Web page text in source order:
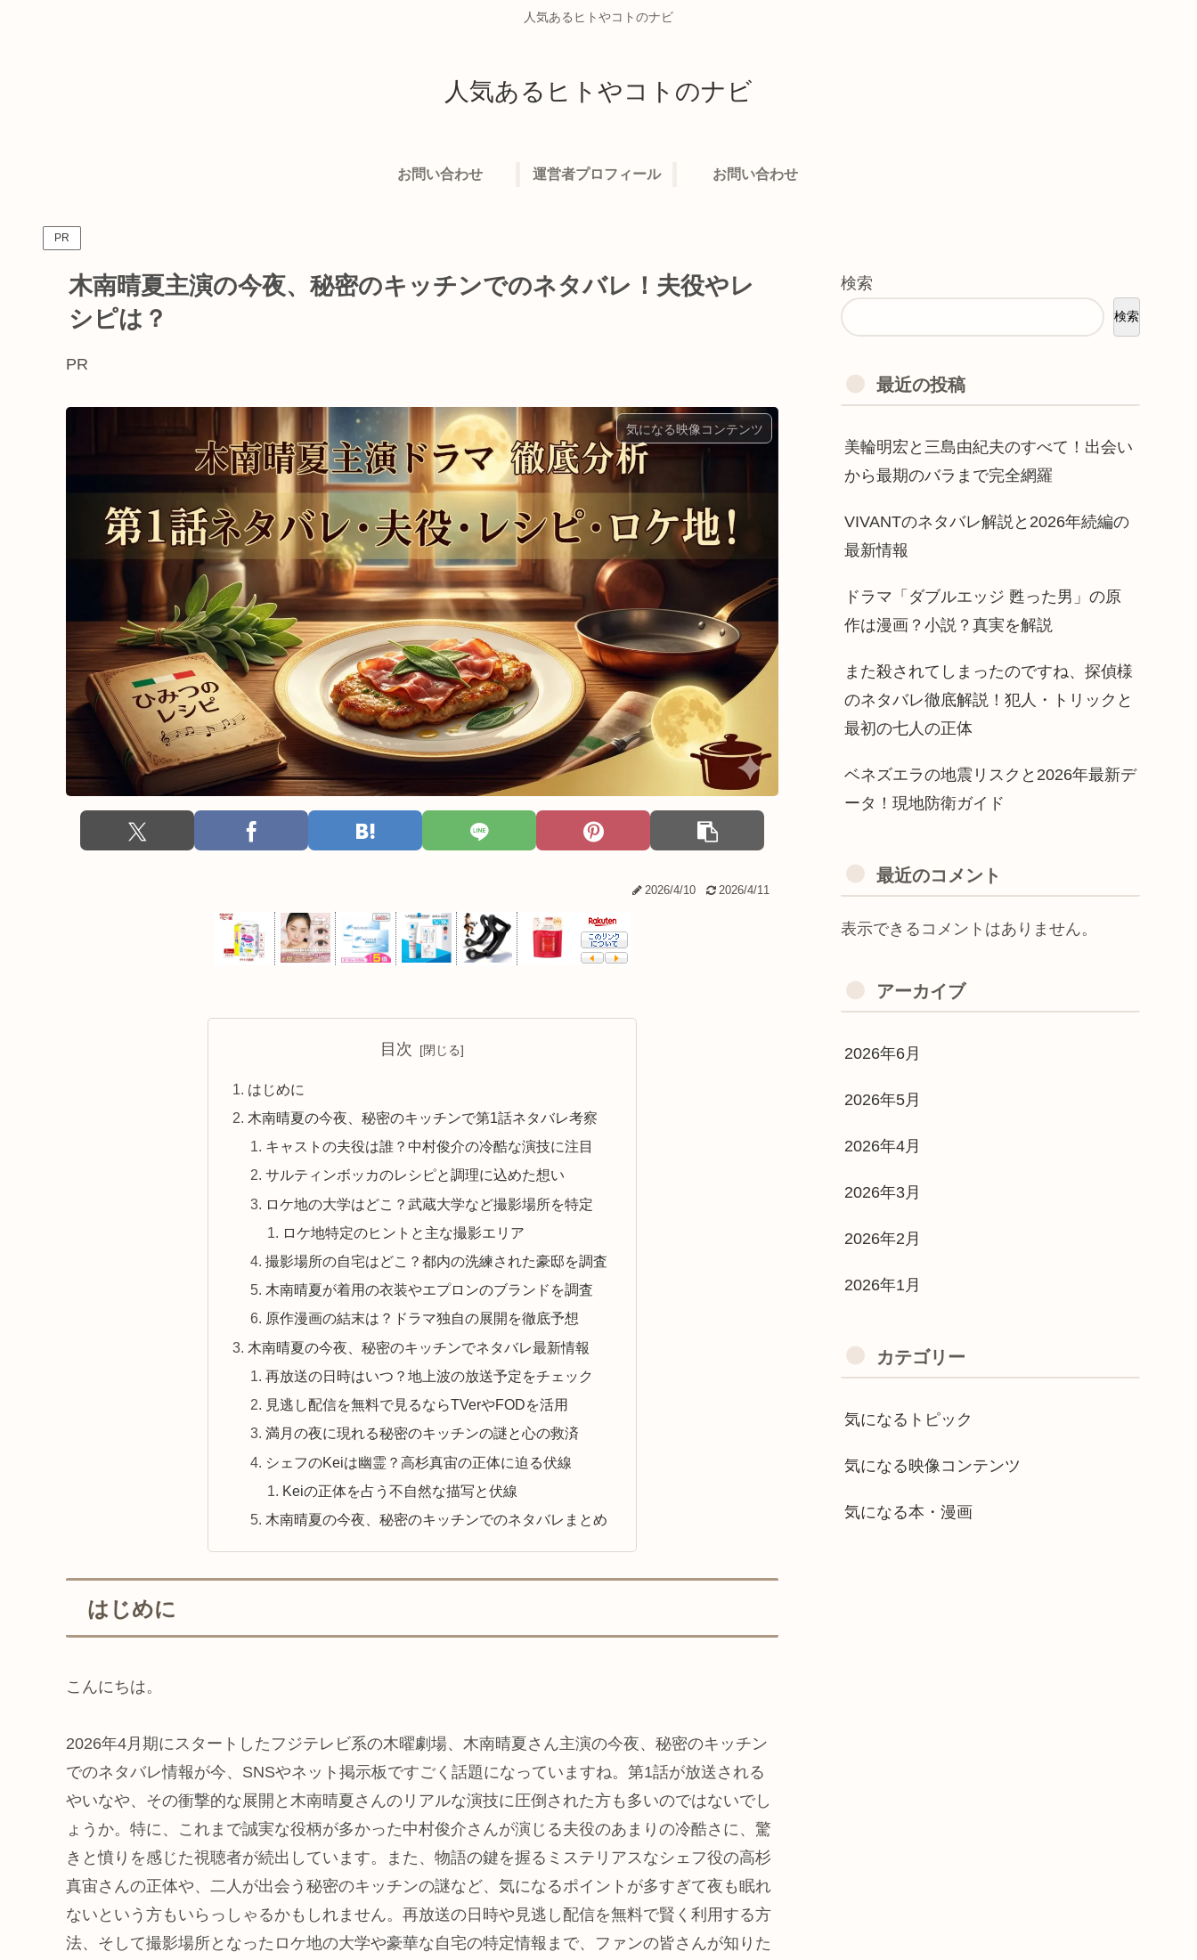
人気あるヒトやコトのナビ
人気あるヒトやコトのナビ
お問い合わせ 運営者プロフィール お問い合わせ
PR
木南晴夏主演の今夜、秘密のキッチンでのネタバレ！夫役やレ
シピは？
PR
気になる映像コンテンツ
2026/4/10 2026/4/11
目次
はじめに
木南晴夏の今夜、秘密のキッチンで第1話ネタバレ考察
キャストの夫役は誰？中村俊介の冷酷な演技に注目
サルティンボッカのレシピと調理に込めた想い
ロケ地の大学はどこ？武蔵大学など撮影場所を特定
ロケ地特定のヒントと主な撮影エリア
撮影場所の自宅はどこ？都内の洗練された豪邸を調査
木南晴夏が着用の衣装やエプロンのブランドを調査
原作漫画の結末は？ドラマ独自の展開を徹底予想
木南晴夏の今夜、秘密のキッチンでネタバレ最新情報
再放送の日時はいつ？地上波の放送予定をチェック
見逃し配信を無料で見るならTVerやFODを活用
満月の夜に現れる秘密のキッチンの謎と心の救済
シェフのKeiは幽霊？高杉真宙の正体に迫る伏線
Keiの正体を占う不自然な描写と伏線
木南晴夏の今夜、秘密のキッチンでのネタバレまとめ
はじめに
こんにちは。
2026年4月期にスタートしたフジテレビ系の木曜劇場、木南晴夏さん主演の今夜、秘密のキッチン
でのネタバレ情報が今、SNSやネット掲示板ですごく話題になっていますね。第1話が放送される
やいなや、その衝撃的な展開と木南晴夏さんのリアルな演技に圧倒された方も多いのではないでし
ょうか。特に、これまで誠実な役柄が多かった中村俊介さんが演じる夫役のあまりの冷酷さに、驚
きと憤りを感じた視聴者が続出しています。また、物語の鍵を握るミステリアスなシェフ役の高杉
真宙さんの正体や、二人が出会う秘密のキッチンの謎など、気になるポイントが多すぎて夜も眠れ
ないという方もいらっしゃるかもしれません。再放送の日時や見逃し配信を無料で賢く利用する方
法、そして撮影場所となったロケ地の大学や豪華な自宅の特定情報まで、ファンの皆さんが知りた
検索
検索
最近の投稿
美輪明宏と三島由紀夫のすべて！出会い
から最期のバラまで完全網羅
VIVANTのネタバレ解説と2026年続編の
最新情報
ドラマ「ダブルエッジ 甦った男」の原
作は漫画？小説？真実を解説
また殺されてしまったのですね、探偵様
のネタバレ徹底解説！犯人・トリックと
最初の七人の正体
ベネズエラの地震リスクと2026年最新デ
ータ！現地防衛ガイド
最近のコメント
表示できるコメントはありません。
アーカイブ
2026年6月
2026年5月
2026年4月
2026年3月
2026年2月
2026年1月
カテゴリー
気になるトピック
気になる映像コンテンツ
気になる本・漫画